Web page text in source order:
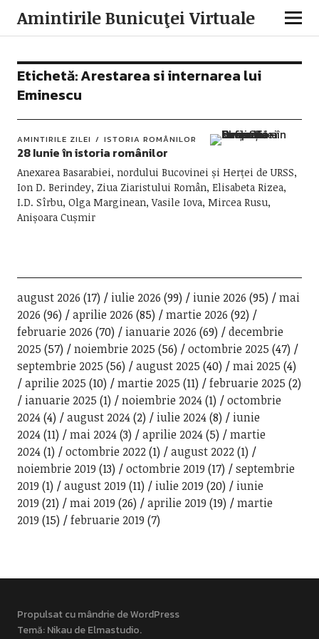
Amintirile Bunicuţei Virtuale
Etichetă:Arestarea si internarea lui
Eminescu
AMINTIRILE ZILEI ISTORIA ROMÂNILOR
28 Iunie în istoria românilor
Anexarea Basarabiei, nordului Bucovinei și Herței de URSS,
Ion D. Berindey, Ziua Ziaristului Român, Elisabeta Rizea,
I.D. Sîrbu, Olga Marginean, Vasile Iova, Mircea Rusu,
Anișoara Cușmir
august 2026 (17) iulie 2026 (99) iunie 2026 (95)
mai
2026 (96) aprilie 2026 (85) martie 2026 (92)
februarie 2026 (70) ianuarie 2026 (69)
decembrie
2025 (57) noiembrie 2025 (56) octombrie 2025 (47)
septembrie 2025 (56) august 2025 (40) mai 2025 (4)
aprilie 2025 (10) martie 2025 (11) februarie 2025 (2)
ianuarie 2025 (1) noiembrie 2024(1)
octombrie
2024(4) august 2024(2) iulie 2024(8)
iunie
2024(11) mai 2024(3) aprilie 2024(5)
martie
2024(1) octombrie 2022(1) august 2022(1)
noiembrie 2019 (13) octombrie 2019 (17)
septembrie
2019 (1) august 2019 (11) iulie 2019 (20)
iunie
2019 (21) mai 2019 (26) aprilie 2019 (19)
martie
2019 (15) februarie 2019 (7)
Propulsat cu mândrie de WordPress
Temă: Nikau deElmastudio.